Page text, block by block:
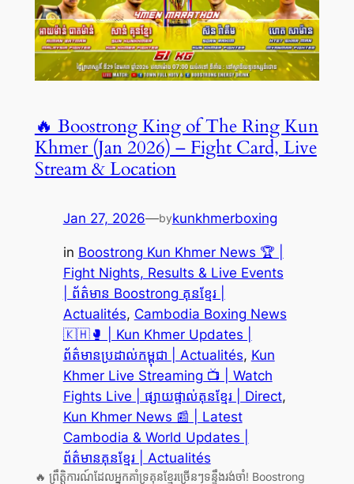
🔥 Boostrong King of The Ring Kun
Khmer (Jan 2026) – Fight Card, Live
Stream & Location
Jan 27, 2026—bykunkhmerboxing
in Boostrong Kun Khmer News 🏆 |
Fight Nights, Results & Live Events
| ព័ត៌មាន Boostrong គុនខ្មែរ |
Actualités, Cambodia Boxing News
🇰🇭🥊 | Kun Khmer Updates |
ព័ត៌មានប្រដាល់កម្ពុជា | Actualités, Kun
Khmer Live Streaming 📺 | Watch
Fights Live | ផ្សាយផ្ទាល់គុនខ្មែរ | Direct
Kun Khmer News 📰 | Latest
Cambodia & World Updates |
ព័ត៌មានគុនខ្មែរ | Actualités
🔥 ព្រឹត្តិការណ៍ដែលអ្នកគាំទ្រគុនខ្មែរច្រើនៗទន្ទឹងរង់ចាំ! Boostrong